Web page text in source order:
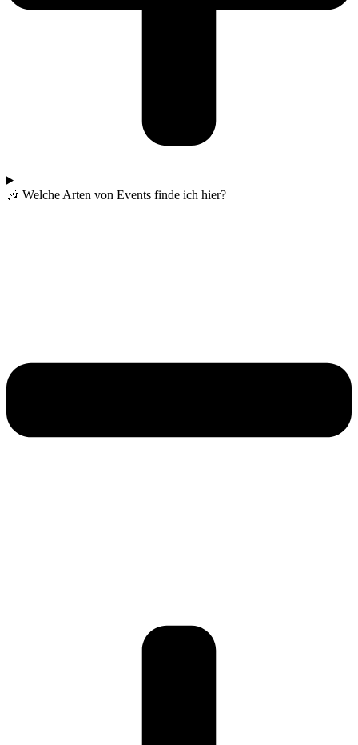
🎶 Welche Arten von Events finde ich hier?